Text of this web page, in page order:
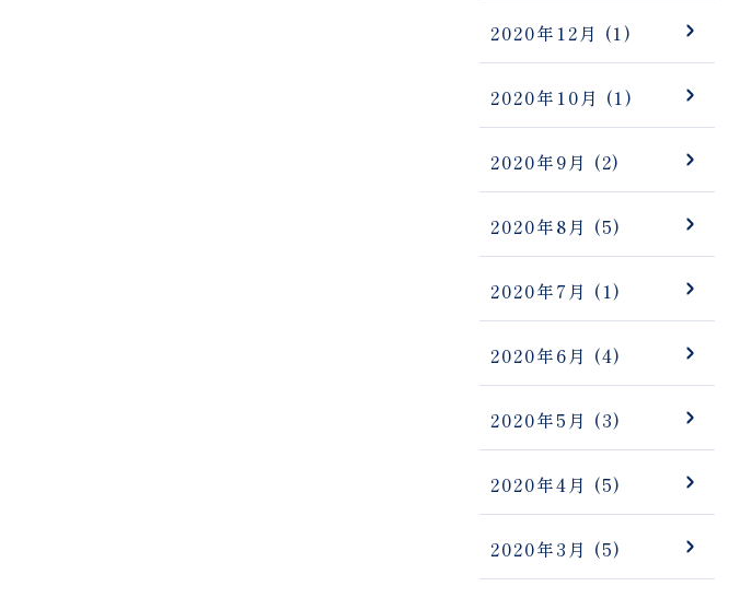
2020年12月 (1)
2020年10月 (1)
2020年9月 (2)
2020年8月 (5)
2020年7月 (1)
2020年6月 (4)
2020年5月 (3)
2020年4月 (5)
2020年3月 (5)